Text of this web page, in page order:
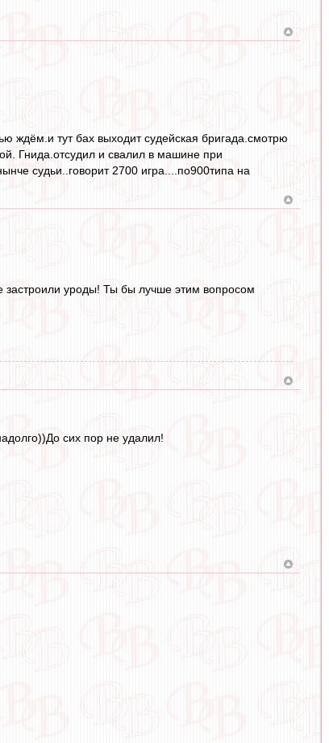
ждём.и тут бах выходит судейская бригада.смотрю
Гнида.отсудил и свалил в машине при
судьи..говорит 2700 игра....по900типа на
уроды! Ты бы лучше этим вопросом
сих пор не удалил!